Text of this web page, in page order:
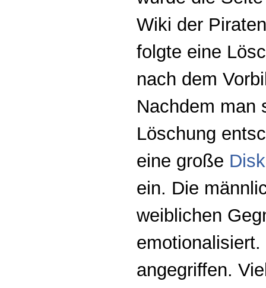
Wiki der
folgte eine
nach dem
Nachdem man
Löschung
eine große
ein. Die
weiblichen
angegriffen.